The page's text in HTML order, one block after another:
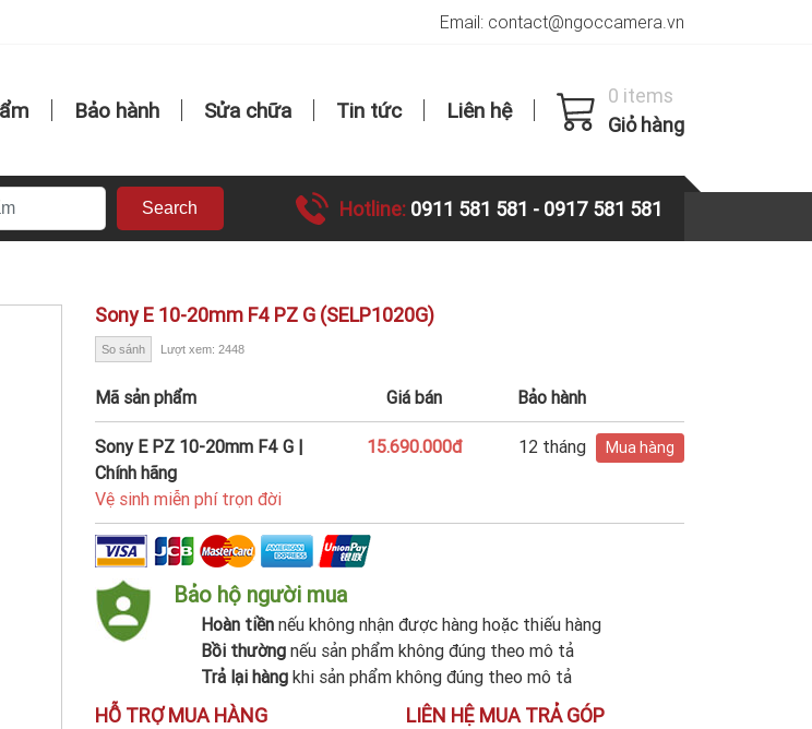
Email: contact@ngoccamera.vn
Bảo hành Sửa chữa Tin tức Liên hệ
0 items
Giỏ hàng
Search Hotline: 0911 581 581 - 0917 581 581
Sony E 10-20mm F4 PZ G (SELP1020G)
So sánh Lượt xem: 2448
Mã sản phẩm Giá bán Bảo hành
Sony E PZ 10-20mm F4 G |
Chính hãng
15.690.000đ 12 tháng Mua hàng
Vệ sinh miễn phí trọn đời
Bảo hộ người mua
Hoàn tiền nếu không nhận được hàng hoặc thiếu hàng
Bồi thường nếu sản phẩm không đúng theo mô tả
Trả lại hàng khi sản phẩm không đúng theo mô tả
HỖ TRỢ MUA HÀNG LIÊN HỆ MUA TRẢ GÓP